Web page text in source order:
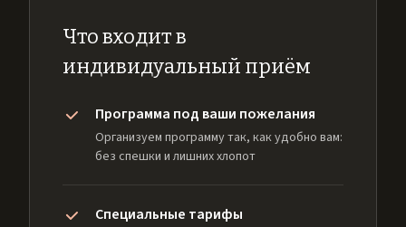
Что входит в
индивидуальный приём
Программа под ваши пожелания
Организуем программу так, как удобно вам:
без спешки и лишних хлопот
Специальные тарифы